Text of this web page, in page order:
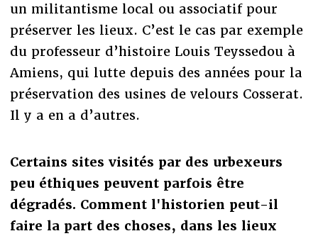
un militantisme local ou associatif pour
préserver les lieux. C’est le cas par exemple
du professeur d’histoire Louis Teyssedou à
Amiens, qui lutte depuis des années pour la
préservation des usines de velours Cosserat.
Il y a en a d’autres.
Certains sites visités par des urbexeurs
peu éthiques peuvent parfois être
dégradés. Comment l'historien peut-il
faire la part des choses, dans les lieux